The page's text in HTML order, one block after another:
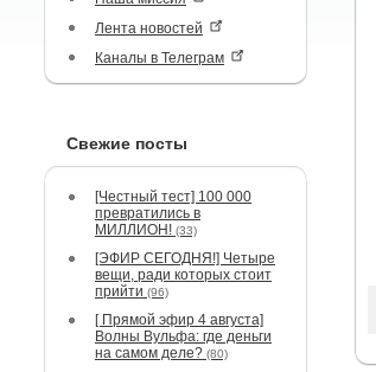
Лента новостей
Каналы в Телеграм
Свежие посты
[Честный тест] 100 000
превратились в
МИЛЛИОН! (33)
[ЭФИР СЕГОДНЯ!] Четыре
вещи, ради которых стоит
прийти (96)
[ Прямой эфир 4 августа]
Волны Вульфа: где деньги
на самом деле? (80)